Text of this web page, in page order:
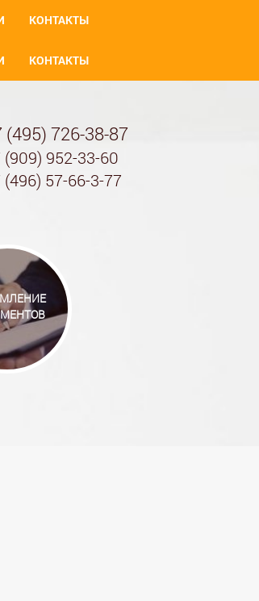
КОНТАКТЫ
КОНТАКТЫ
(495) 726-38-87
(909) 952-33-60
(496) 57-66-3-77